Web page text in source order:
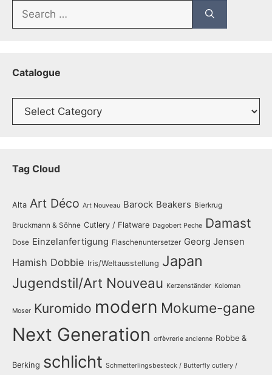
Search
Catalogue
Catalogue
Tag Cloud
Alta Art Déco Art Nouveau Barock Beakers Bierkrug
Bruckmann & Söhne Cutlery / Flatware Dagobert Peche Damast
Dose Einzelanfertigung Flaschenuntersetzer Georg Jensen
Hamish Dobbie Iris/Weltausstellung Japan
Jugendstil/Art Nouveau Kerzenständer Koloman
Moser Kuromido modern Mokume-gane
Next Generation orfèvrerie ancienne Robbe &
Berking schlicht Schmetterlingsbesteck / Butterfly cutlery /